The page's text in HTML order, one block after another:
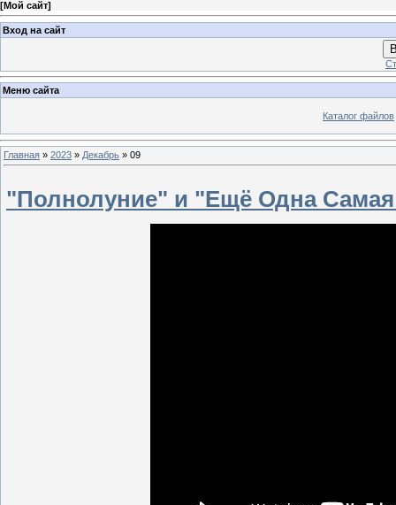
[Мой сайт]
Вход на сайт
Меню сайта
Каталог файлов
Главная » 2023 » Декабрь » 09
"Полнолуние" и "Ещё Одна